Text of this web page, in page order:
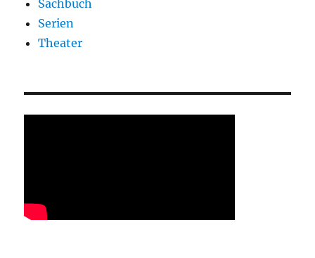
Sachbuch
Serien
Theater